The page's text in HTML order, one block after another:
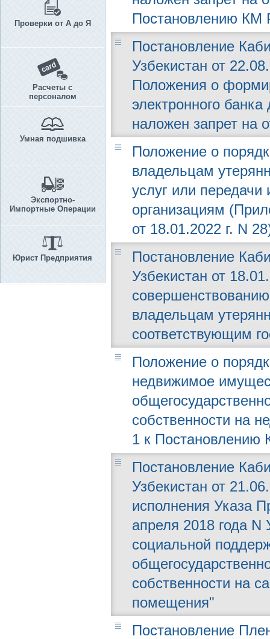
Проверки от А до Я
Расчеты с
персоналом
Умная подшивка
Экспортно-
Импортные Операции
Юрист Предприятия
Постановлению КМ
Постановление
Узбекистан от
Положения о
электронного
наложен запрет на
Положение о
владельцам
услуг или
организациям
от 18.01.2022 г. N
Постановление
Узбекистан от
владельцам
соответствующим
Положение о
недвижимое
собственности на
1 к Постановлению
Постановление
Узбекистан от
исполнения Указа
апреля 2018 года
социальной
собственности на
помещения"
Постановление